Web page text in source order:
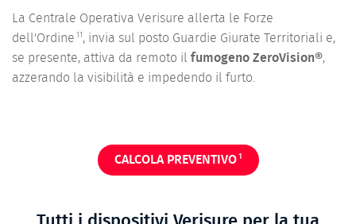
La Centrale Operativa Verisure allerta le Forze
dell'Ordine 11 , invia sul posto Guardie Giurate Territoriali e,
se presente, attiva da remoto il fumogeno ZeroVision®,
azzerando la visibilità e impedendo il furto.
CALCOLA PREVENTIVO 1